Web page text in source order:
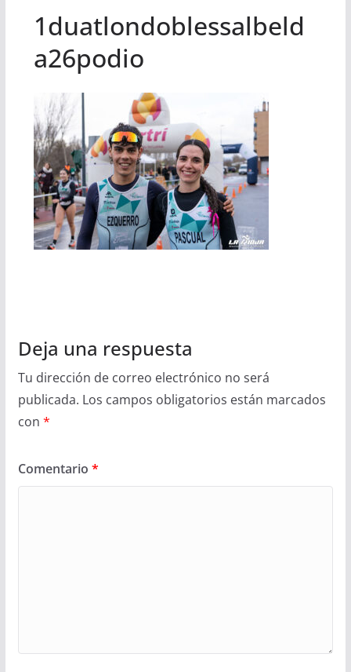
1duatlondoblessalbeld
a26podio
Deja una respuesta
Tu dirección de correo electrónico no será
publicada. Los campos obligatorios están marcados
con *
Comentario *